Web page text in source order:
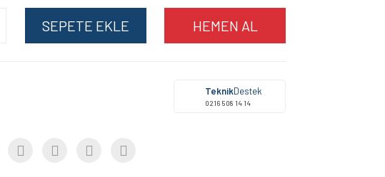
SEPETE EKLE HEMEN AL
TeknikDestek
0216 508 14 14